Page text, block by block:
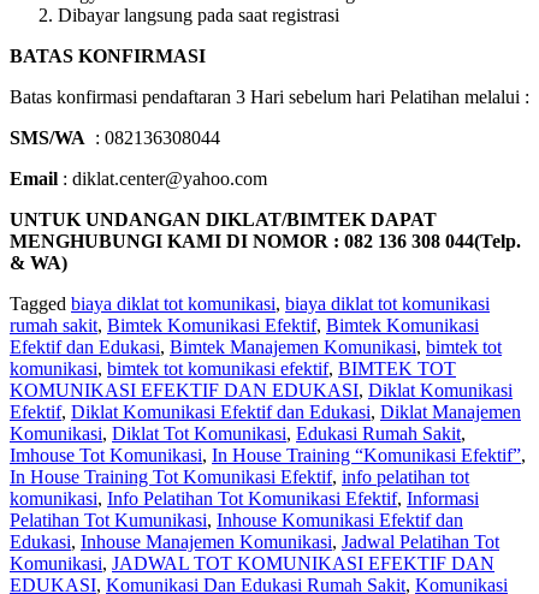
Dibayar langsung pada saat registrasi
BATAS KONFIRMASI
Batas konfirmasi pendaftaran 3 Hari sebelum hari Pelatihan melalui :
SMS/WA : 082136308044
Email : diklat.center@yahoo.com
UNTUK UNDANGAN DIKLAT/BIMTEK DAPAT
MENGHUBUNGI KAMI DI NOMOR : 082 136 308 044(Telp.
& WA)
Tagged biaya diklat tot komunikasi, biaya diklat tot komunikasi
rumah sakit, Bimtek Komunikasi Efektif, Bimtek Komunikasi
Efektif dan Edukasi, Bimtek Manajemen Komunikasi, bimtek tot
komunikasi, bimtek tot komunikasi efektif, BIMTEK TOT
KOMUNIKASI EFEKTIF DAN EDUKASI, Diklat Komunikasi
Efektif, Diklat Komunikasi Efektif dan Edukasi, Diklat Manajemen
Komunikasi, Diklat Tot Komunikasi, Edukasi Rumah Sakit,
Imhouse Tot Komunikasi, In House Training “Komunikasi Efektif”,
In House Training Tot Komunikasi Efektif, info pelatihan tot
komunikasi, Info Pelatihan Tot Komunikasi Efektif, Informasi
Pelatihan Tot Kumunikasi, Inhouse Komunikasi Efektif dan
Edukasi, Inhouse Manajemen Komunikasi, Jadwal Pelatihan Tot
Komunikasi, JADWAL TOT KOMUNIKASI EFEKTIF DAN
EDUKASI, Komunikasi Dan Edukasi Rumah Sakit, Komunikasi